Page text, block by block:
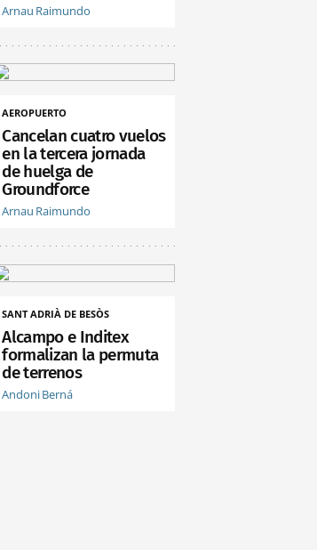
Arnau Raimundo
AEROPUERTO
Cancelan cuatro vuelos
en la tercera jornada
de huelga de
Groundforce
Arnau Raimundo
SANT ADRIÀ DE BESÒS
Alcampo e Inditex
formalizan la permuta
de terrenos
Andoni Berná